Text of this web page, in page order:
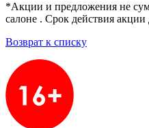
*Акции и предложения не
салоне . Срок действия акции
Возврат к списку